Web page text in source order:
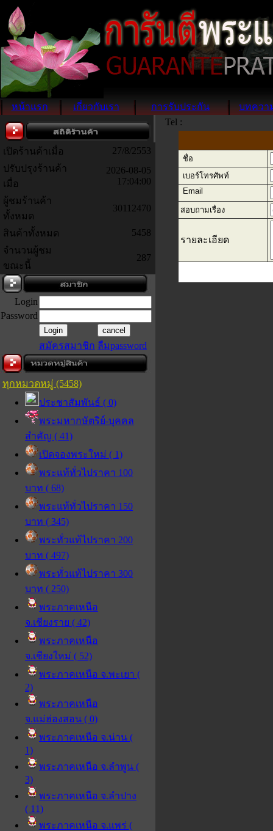
หน้าแรก เกี่ยวกับเรา การรับประกัน บทควา
เปิดร้านค้าเมื่อ
27/8/2553
ปรับปรุงร้านค้า
เมื่อ
2026-08-05
17:04:00
ผู้ชมร้านค้า
ทั้งหมด
30112470
สินค้าทั้งหมด
5458
จำนวนผู้ชม
ขณะนี้
287
Login
Password
สมัครสมาชิก ลืมpassword
ทุกหมวดหมู่ (5458)
ประชาสัมพันธ์ ( 0)
พระมหากษัตริย์-บุคคล
สำคัญ ( 41)
เปิดจองพระใหม่ ( 1)
พระแท้ทั่วไปราคา 100
บาท ( 68)
พระแท้ทั่วไปราคา 150
บาท ( 345)
พระทั่วแท้ไปราคา 200
บาท ( 497)
พระทั่วแท้ไปราคา 300
บาท ( 250)
พระภาคเหนือ
จ.เชียงราย ( 42)
พระภาคเหนือ
จ.เชียงใหม่ ( 52)
พระภาคเหนือ จ.พะเยา (
2)
พระภาคเหนือ
จ.แม่ฮ่องสอน ( 0)
พระภาคเหนือ จ.น่าน (
1)
พระภาคเหนือ จ.ลำพูน (
3)
พระภาคเหนือ จ.ลำปาง
( 11)
พระภาคเหนือ จ.แพร่ (
Tel :
ชื่อ
เบอร์โทรศัพท์
Email
สอบถามเรื่อง
รายละเอียด